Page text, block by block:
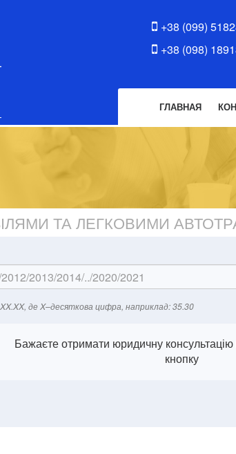
+38 (099)
+38 (098)
ГЛАВНАЯ
ТА ЛЕГКОВИМИ
де X–десяткова цифра, наприклад: 35.30
Бажаєте отримати юридичну
кнопку